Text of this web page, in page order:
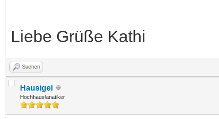
Liebe Grüße Kathi
Suchen
Hausigel
Hochhausfanatiker